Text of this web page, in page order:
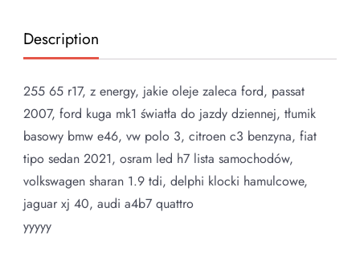
Description
255 65 r17, z energy, jakie oleje zaleca ford, passat
2007, ford kuga mk1 światła do jazdy dziennej, tłumik
basowy bmw e46, vw polo 3, citroen c3 benzyna, fiat
tipo sedan 2021, osram led h7 lista samochodów,
volkswagen sharan 1.9 tdi, delphi klocki hamulcowe,
jaguar xj 40, audi a4b7 quattro
yyyyy